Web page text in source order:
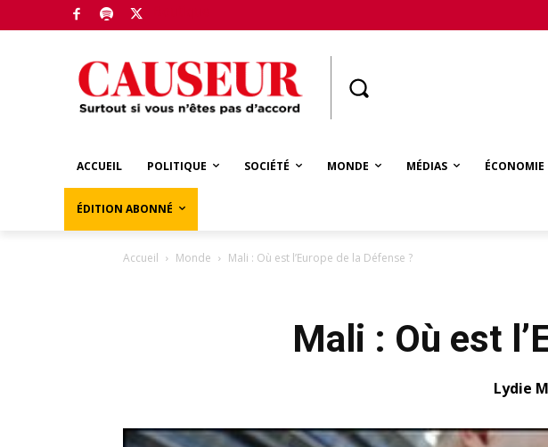
ACCUEIL POLITIQUE SOCIÉTÉ MONDE MÉDIAS ÉCONOMIE
ÉDITION ABONNÉ
Accueil Monde Mali : Où est l’Europe de la Défense ?
Mali : Où est
Lydie